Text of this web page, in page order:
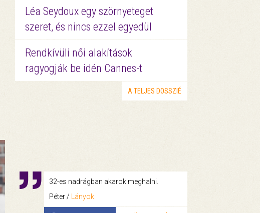
Léa Seydoux egy szörnyeteget
szeret, és nincs ezzel egyedül
Rendkívüli női alakítások
ragyogják be idén Cannes-t
A TELJES DOSSZIÉ
32-es nadrágban akarok meghalni.
Péter /
Lányok